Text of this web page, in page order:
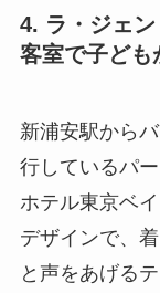
4. ラ・ジェ
客室で子ども
新浦安駅から
行しているパ
ホテル東京ベ
デザインで、
と声をあげる